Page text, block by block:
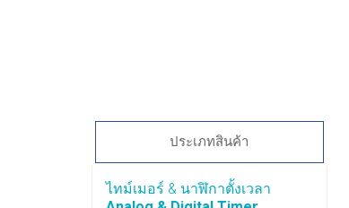
ประเภทสินค้า
ไทม์เมอร์ & นาฬิกาตั้งเวลา